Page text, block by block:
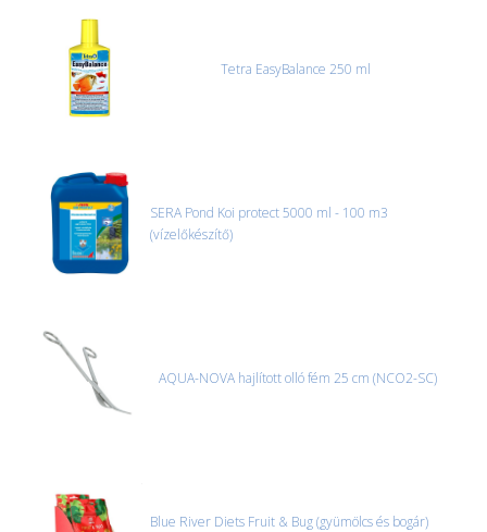
Tetra EasyBalance 250 ml
SERA Pond Koi protect 5000 ml - 100 m3
(vízelőkészítő)
AQUA-NOVA hajlított olló fém 25 cm (NCO2-SC)
Blue River Diets Fruit & Bug (gyümölcs és bogár)